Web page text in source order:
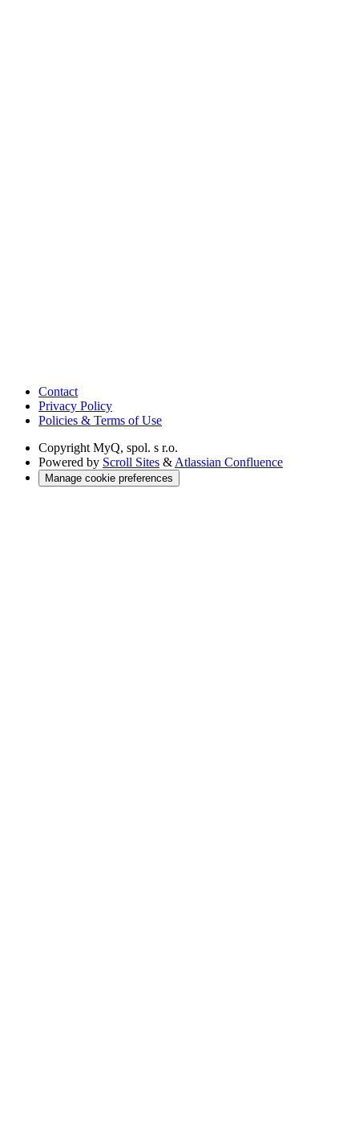
Contact
Privacy Policy
Policies & Terms of Use
Copyright MyQ, spol. s r.o.
Powered by Scroll Sites &Atlassian Confluence
Manage cookie preferences